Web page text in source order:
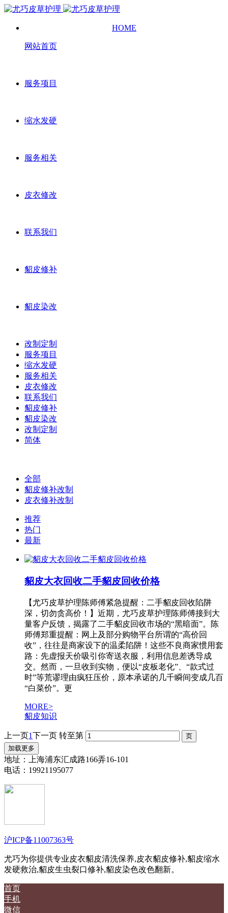
HOME
网站首页
服务项目
缩水发硬
服务相关
皮衣修改
联系我们
貂皮修补
貂皮染改
改制定制
服务项目
缩水发硬
服务相关
皮衣修改
联系我们
貂皮修补
貂皮染改
改制定制
简体
全部
貂皮修补改制
皮衣修补改制
推荐
热门
最新
貂皮大衣回收二手貂皮回收价格
【尤巧皮草护理陈师傅紧急提醒：二手貂皮回收陷阱
深，切勿贪高价！】近期，尤巧皮草护理陈师傅接到大
量客户反馈，揭露了二手貂皮回收市场的“黑暗面”。陈
师傅郑重提醒：网上及部分购物平台所谓的“高价回
收”，往往是商家设下的温柔陷阱！这些不良商家惯用套
路：先虚报天价吸引你寄送衣服，利用信息差诱导成
交。然而，一旦收到实物，便以“皮板老化”、“款式过
时”等荒谬理由疯狂压价，原本承诺的几千瞬间变成几百
“白菜价”。更
MORE>
貂皮知识
上一页1下一页 转至第
加载更多
地址：上海浦东汇成路166弄16-101
电话：19921195077
沪ICP备11007363号
尤巧为你提供专业皮衣貂皮清洗保养,皮衣貂皮修补,貂皮缩水
发硬救治,貂皮生虫裂口修补,貂皮染色改色翻新。
首页
手机
微信